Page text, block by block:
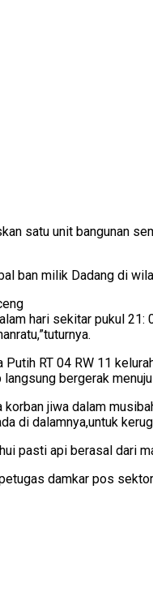
satu unit bangunan
ban milik Dadang di
hari sekitar pukul
RT 04 RW 11
bergerak
korban jiwa dalam
di dalamnya,untuk
pasti api berasal dari
damkar pos